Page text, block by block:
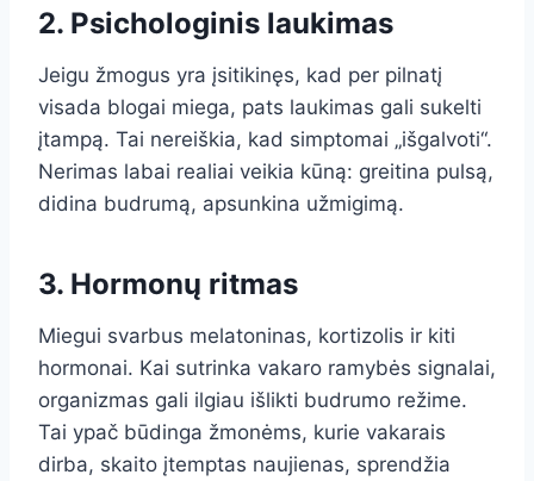
2. Psichologinis laukimas
Jeigu žmogus yra įsitikinęs, kad per pilnatį
visada blogai miega, pats laukimas gali sukelti
įtampą. Tai nereiškia, kad simptomai „išgalvoti“.
Nerimas labai realiai veikia kūną: greitina pulsą,
didina budrumą, apsunkina užmigimą.
3. Hormonų ritmas
Miegui svarbus melatoninas, kortizolis ir kiti
hormonai. Kai sutrinka vakaro ramybės signalai,
organizmas gali ilgiau išlikti budrumo režime.
Tai ypač būdinga žmonėms, kurie vakarais
dirba, skaito įtemptas naujienas, sprendžia